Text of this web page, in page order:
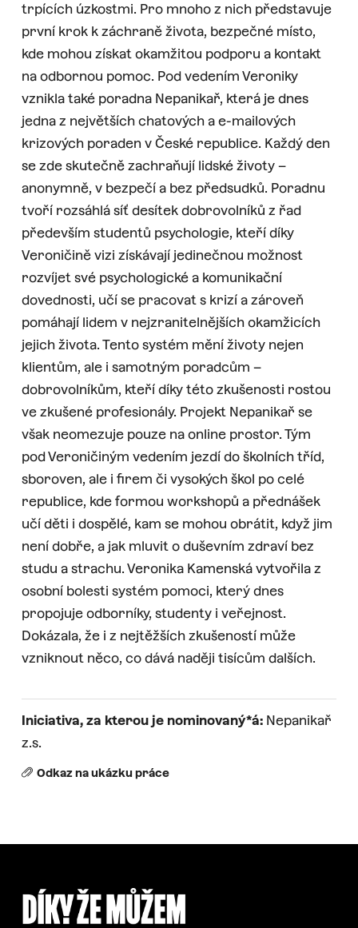
trpících úzkostmi. Pro mnoho z nich představuje
první krok k záchraně života, bezpečné místo,
kde mohou získat okamžitou podporu a kontakt
na odbornou pomoc. Pod vedením Veroniky
vznikla také poradna Nepanikař, která je dnes
jedna z největších chatových a e-mailových
krizových poraden v České republice. Každý den
se zde skutečně zachraňují lidské životy –
anonymně, v bezpečí a bez předsudků. Poradnu
tvoří rozsáhlá síť desítek dobrovolníků z řad
především studentů psychologie, kteří díky
Veroničině vizi získávají jedinečnou možnost
rozvíjet své psychologické a komunikační
dovednosti, učí se pracovat s krizí a zároveň
pomáhají lidem v nejzranitelnějších okamžicích
jejich života. Tento systém mění životy nejen
klientům, ale i samotným poradcům –
dobrovolníkům, kteří díky této zkušenosti rostou
ve zkušené profesionály. Projekt Nepanikař se
však neomezuje pouze na online prostor. Tým
pod Veroničiným vedením jezdí do školních tříd,
sboroven, ale i firem či vysokých škol po celé
republice, kde formou workshopů a přednášek
učí děti i dospělé, kam se mohou obrátit, když jim
není dobře, a jak mluvit o duševním zdraví bez
studu a strachu. Veronika Kamenská vytvořila z
osobní bolesti systém pomoci, který dnes
propojuje odborníky, studenty i veřejnost.
Dokázala, že i z nejtěžších zkušeností může
vzniknout něco, co dává naději tisícům dalších.
Iniciativa, za kterou je nominovaný*á:Nepanikař
z.s.
Odkaz na ukázku práce